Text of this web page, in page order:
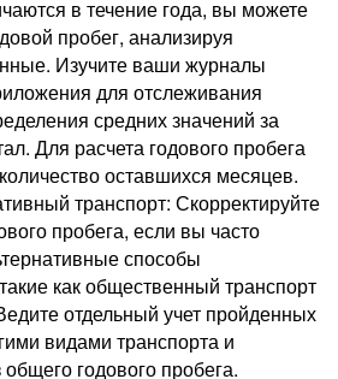
в течение года, вы можете
пробег, анализируя
Изучите ваши журналы
для отслеживания
средних значений за
Для расчета годового пробега
оставшихся месяцев.
транспорт: Скорректируйте
пробега, если вы часто
способы
как общественный транспорт
отдельный учет пройденных
видами транспорта и
годового пробега.